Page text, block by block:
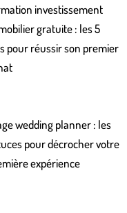
investissement
gratuite : les 5
pour réussir son premier
wedding planner : les
pour décrocher votre
expérience